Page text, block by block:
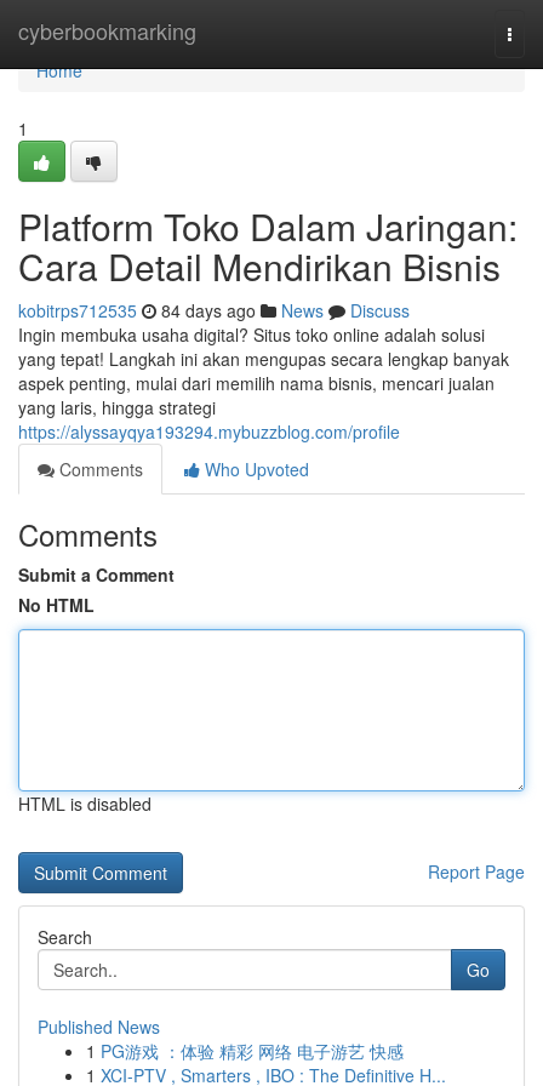
cyberbookmarking
Home
Home
1
Platform Toko Dalam Jaringan:
Cara Detail Mendirikan Bisnis
kobitrps712535 84 days ago News
Discuss
Ingin membuka usaha digital? Situs toko online adalah solusi
yang tepat! Langkah ini akan mengupas secara lengkap banyak
aspek penting, mulai dari memilih nama bisnis, mencari jualan
yang laris, hingga strategi
https://alyssayqya193294.mybuzzblog.com/profile
Comments
Who Upvoted
Comments
Submit a Comment
No HTML
HTML is disabled
Report Page
Search
Go
Published News
1 PG游戏 ：体验 精彩 网络 电子游艺 快感
1 XCI-PTV , Smarters , IBO : The Definitive H...